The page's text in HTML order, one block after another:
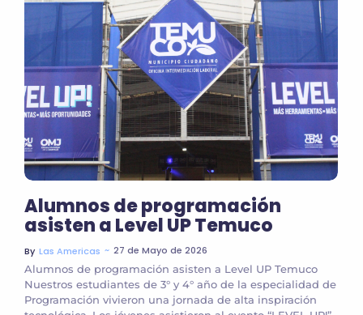
Alumnos de programación
asisten a Level UP Temuco
By Las Americas ~ 27 de Mayo de 2026
Alumnos de programación asisten a Level UP Temuco
Nuestros estudiantes de 3° y 4° año de la especialidad de
Programación vivieron una jornada de alta inspiración